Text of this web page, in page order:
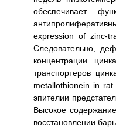
обеспечивает
expression of zinc-
Следовательно,
концентрации
транспортеров
metallothionein in
эпителии
Высокое
восстановлении